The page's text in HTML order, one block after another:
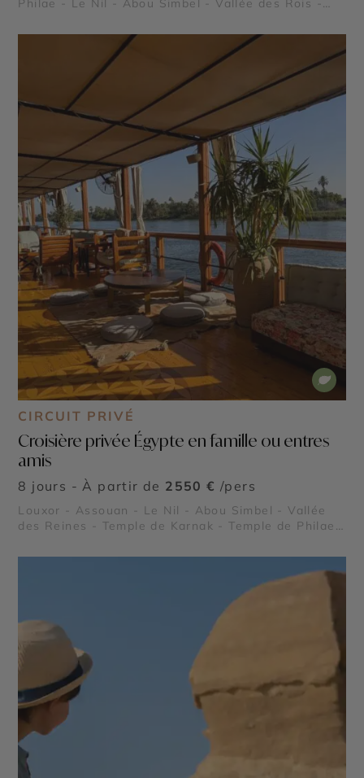
Philae - Le Nil - Abou Simbel - Vallée des Rois -
CIRCUIT PRIVÉ
Croisière privée Égypte en famille ou entres
amis
8 jours - À partir de 2550 € /pers
Louxor - Assouan - Le Nil - Abou Simbel - Vallée
des Reines - Temple de Karnak - Temple de Philae -